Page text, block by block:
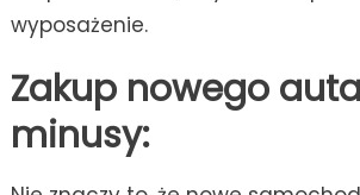
wyposażenie.
Zakup nowego
minusy: